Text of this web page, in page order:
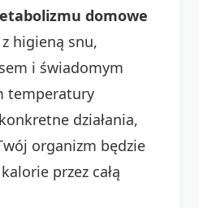
domowe
higieną snu,
i świadomym
temperatury
działania,
organizm będzie
przez całą